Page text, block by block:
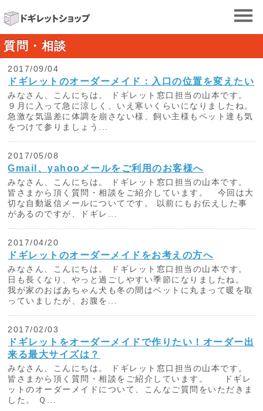
質問・相談
2017/09/04
ドギレットのオーダーメイド：入口の位置を変えたい
みなさん、こんにちは。 ドギレット窓口担当の山本です。
９月に入って急に涼しく、いえ寒いくらいになりましたね。
急激な気温差に体調を崩さない様、飼い主様もペット達も気
をつけて参りましょう...
2017/05/08
Gmail、yahooメールをご利用のお客様へ
みなさん、こんにちは。 ドギレット窓口担当の山本です。
皆さまから頂く質問・相談をご紹介しています。 今回は大
切な自動返信メールについてです。 以前にもお伝えした事
があるのですが、ドギレ...
2017/04/20
ドギレットのオーダーメイドをお考えの方へ
みなさん、こんにちは。 ドギレット窓口担当の山本です。
日も長くなり、やっと過ごしやすい季節になりましたね。
我が家のおばあちゃん犬も冬の間はベットに丸まって暖を取
っていましたが、お腹を...
2017/02/03
ドギレットをオーダーメイドで作りたい！オーダー出
来る最大サイズは？
みなさん、こんにちは。 ドギレット窓口担当の山本です。
皆さまから頂く質問・相談をご紹介しています。 ドギレ
ットのオーダーメイドについて、こんなご質問をいただきま
した。 Ｑ...